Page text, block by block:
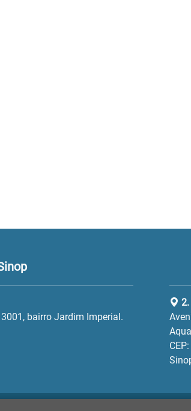
bairro Jardim Imperial.
2.